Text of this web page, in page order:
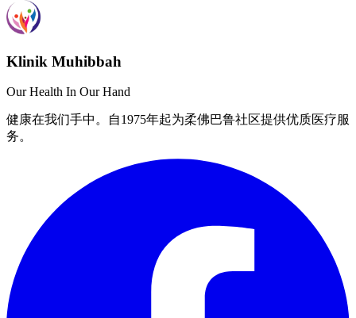
Klinik Muhibbah
Our Health In Our Hand
健康在我们手中。自1975年起为柔佛巴鲁社区提供优质医疗服
务。